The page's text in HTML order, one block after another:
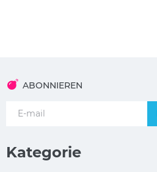
ABONNIEREN
Kategorie